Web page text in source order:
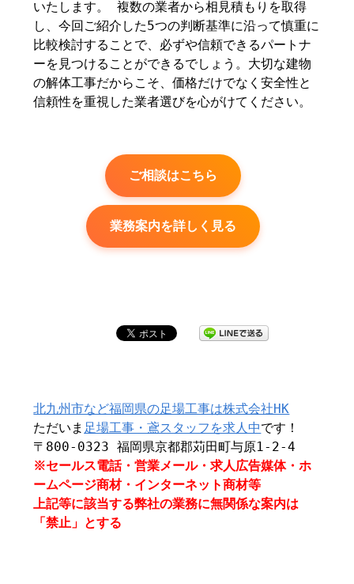
いたします。 複数の業者から相見積もりを取得
し、今回ご紹介した5つの判断基準に沿って慎重に
比較検討することで、必ずや信頼できるパートナ
ーを見つけることができるでしょう。大切な建物
の解体工事だからこそ、価格だけでなく安全性と
信頼性を重視した業者選びを心がけてください。
ご相談はこちら
業務案内を詳しく見る
北九州市など福岡県の足場工事は株式会社HK
ただいま 足場工事・鳶スタッフを求人中です！
〒800-0323 福岡県京都郡苅田町与原1-2-4
※セールス電話・営業メール・求人広告媒体・ホ
ームページ商材・インターネット商材等
上記等に該当する弊社の業務に無関係な案内は
「禁止」とする